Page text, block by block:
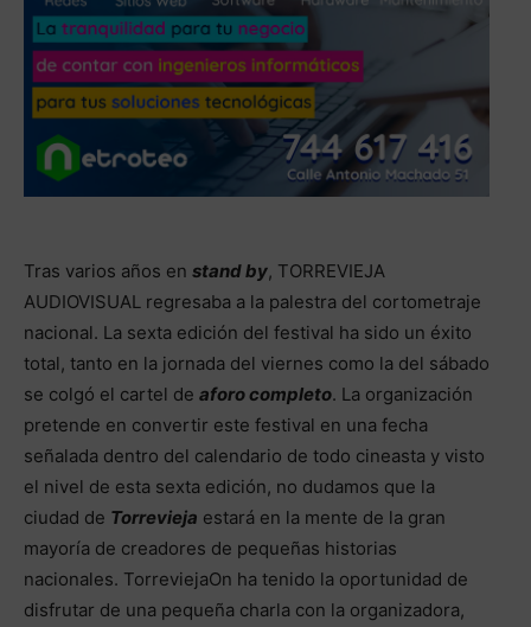
Tras varios años en stand by, TORREVIEJA
AUDIOVISUAL regresaba a la palestra del cortometraje
nacional. La sexta edición del festival ha sido un éxito
total, tanto en la jornada del viernes como la del sábado
se colgó el cartel de aforo completo. La organización
pretende en convertir este festival en una fecha
señalada dentro del calendario de todo cineasta y visto
el nivel de esta sexta edición, no dudamos que la
ciudad de Torrevieja estará en la mente de la gran
mayoría de creadores de pequeñas historias
nacionales. TorreviejaOn ha tenido la oportunidad de
disfrutar de una pequeña charla con la organizadora,